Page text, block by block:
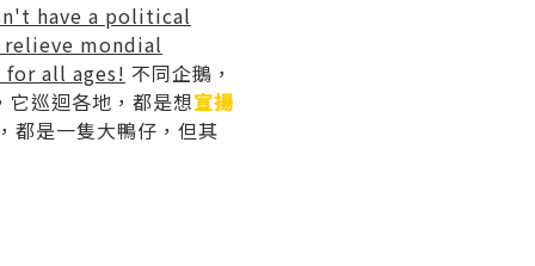
have a political
mondial
all ages! 不同企鵝，
巡迴各地，都是想宣揚
都是一隻大鴨仔，但其